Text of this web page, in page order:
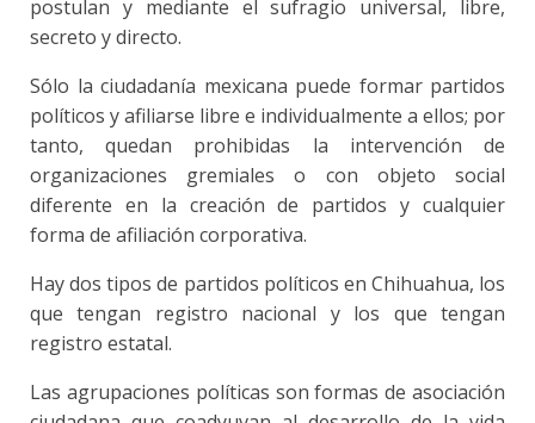
postulan y mediante el sufragio universal, libre,
secreto y directo.
Sólo la ciudadanía mexicana puede formar partidos
políticos y afiliarse libre e individualmente a ellos; por
tanto, quedan prohibidas la intervención de
organizaciones gremiales o con objeto social
diferente en la creación de partidos y cualquier
forma de afiliación corporativa.
Hay dos tipos de partidos políticos en Chihuahua, los
que tengan registro nacional y los que tengan
registro estatal.
Las agrupaciones políticas son formas de asociación